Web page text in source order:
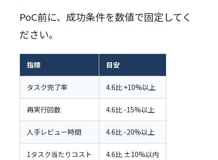
PoC前に、成功条件を数値で固定してく
ださい。
指標 目安
タスク完了率 4.6比 +10%以上
再実行回数 4.6比 -15%以上
人手レビュー時間 4.6比 -20%以上
1タスク当たりコスト 4.6比 ±10%以内